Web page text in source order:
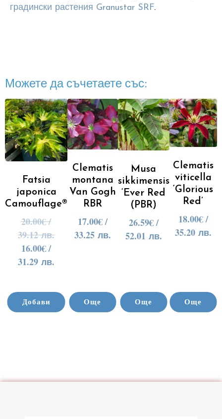
градински растения Granustar SRF.
Можете да съчетаете със:
Fatsia
japonica
Camouflage®
20.00€/
39.12 лв.
16.00€/
31.29 лв.
Добави
Clematis
montana
Van Gogh
RBR
17.00€/
33.25 лв.
Още
Musa
sikkimensis
‘Ever Red
(PBR)
26.59€/
52.01 лв.
Още
Clematis
viticella
‘Glorious
Red’
18.00€/
35.20 лв.
Още